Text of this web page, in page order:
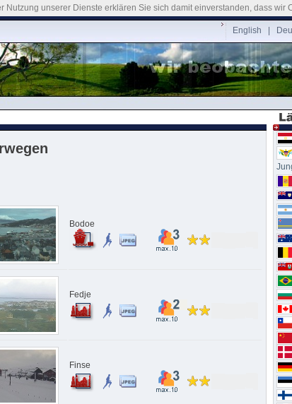
English |
Bodoe
Fedje
Finse
unserer Dienste erklären Sie sich damit einverstanden, dass wir